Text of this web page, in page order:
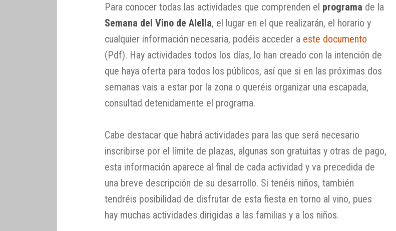
Para conocer todas las actividades que comprenden el programa de la
Semana del Vino de Alella, el lugar en el que realizarán, el horario y
cualquier información necesaria, podéis acceder a este documento
(Pdf). Hay actividades todos los días, lo han creado con la intención de
que haya oferta para todos los públicos, así que si en las próximas dos
semanas vais a estar por la zona o queréis organizar una escapada,
consultad detenidamente el programa.
Cabe destacar que habrá actividades para las que será necesario
inscribirse por el límite de plazas, algunas son gratuitas y otras de pago,
esta información aparece al final de cada actividad y va precedida de
una breve descripción de su desarrollo. Si tenéis niños, también
tendréis posibilidad de disfrutar de esta fiesta en torno al vino, pues
hay muchas actividades dirigidas a las familias y a los niños.